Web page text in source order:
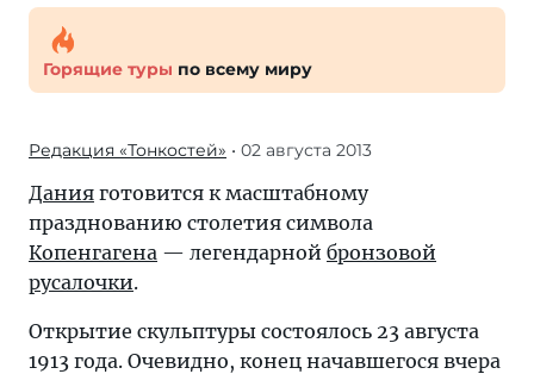
Горящие туры по всему миру
Редакция «Тонкостей» • 02 августа 2013
Дания готовится к масштабному
празднованию столетия символа
Копенгагена — легендарной бронзовой
русалочки.
Открытие скульптуры состоялось 23 августа
1913 года. Очевидно, конец начавшегося вчера